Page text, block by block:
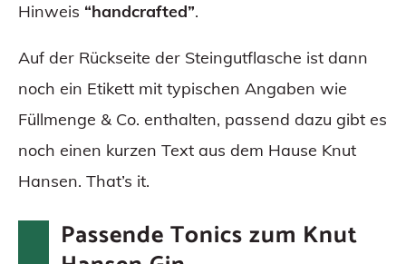
Hinweis “handcrafted”.
Auf der Rückseite der Steingutflasche ist dann
noch ein Etikett mit typischen Angaben wie
Füllmenge & Co. enthalten, passend dazu gibt es
noch einen kurzen Text aus dem Hause Knut
Hansen. That’s it.
Passende Tonics zum Knut